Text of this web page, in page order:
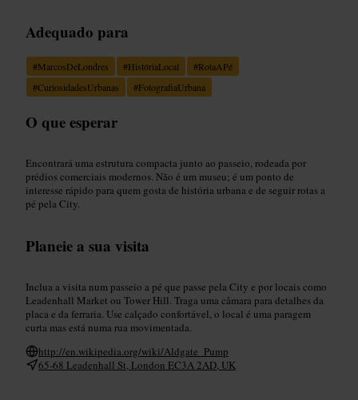
Adequado para
#MarcosDeLondres #HistóriaLocal #RotaAPé
#CuriosidadesUrbanas #FotografiaUrbana
O que esperar
Encontrará uma estrutura compacta junto ao passeio, rodeada por
prédios comerciais modernos. Não é um museu; é um ponto de
interesse rápido para quem gosta de história urbana e de seguir rotas a
pé pela City.
Planeie a sua visita
Inclua a visita num passeio a pé que passe pela City e por locais como
Leadenhall Market ou Tower Hill. Traga uma câmara para detalhes da
placa e da ferraria. Use calçado confortável, o local é uma paragem
curta mas está numa rua movimentada.
http://en.wikipedia.org/wiki/Aldgate_Pump
65-68 Leadenhall St, London EC3A 2AD, UK